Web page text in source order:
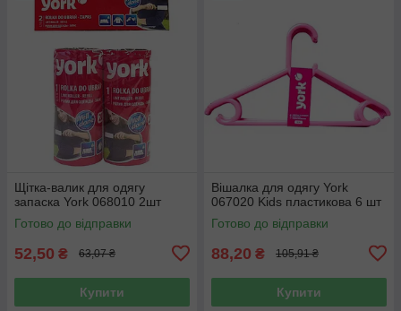
Щітка-валик для одягу
запаска York 068010 2шт
Готово до відправки
52,50 ₴ 63,07 ₴
Купити
Вішалка для одягу York
067020 Kids пластикова 6 шт
Готово до відправки
88,20 ₴ 105,91 ₴
Купити